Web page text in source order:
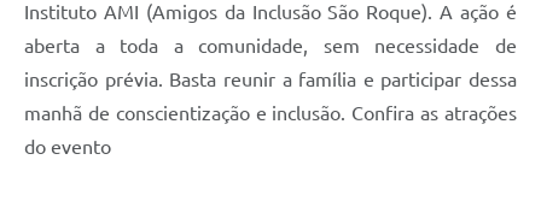
FAQ - Perguntas frequentes
Contato
Instituto AMI (Amigos da Inclusão São Roque). A ação é
aberta a toda a comunidade, sem necessidade de
inscrição prévia. Basta reunir a família e participar dessa
manhã de conscientização e inclusão. Confira as atrações
do evento